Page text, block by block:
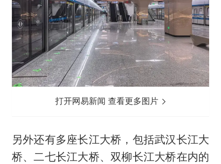
打开网易新闻 查看更多图片
另外还有多座长江大桥，包括武汉长江大
桥、二七长江大桥、双柳长江大桥在内的